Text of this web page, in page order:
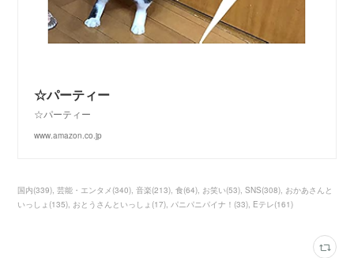
☆パーティー
☆パーティー
www.amazon.co.jp
国内(339) 芸能・エンタメ (340) 音楽(213) 食(64) お笑い(53) SNS(308) おかあさんと
いっしょ (135) おとうさんといっしょ (17) パニパニパイナ！ (33) Eテレ(161)